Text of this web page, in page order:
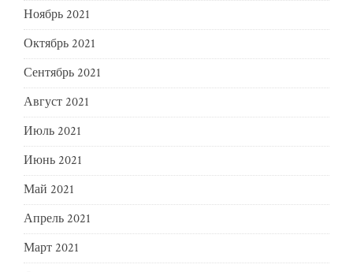
Ноябрь 2021
Октябрь 2021
Сентябрь 2021
Август 2021
Июль 2021
Июнь 2021
Май 2021
Апрель 2021
Март 2021